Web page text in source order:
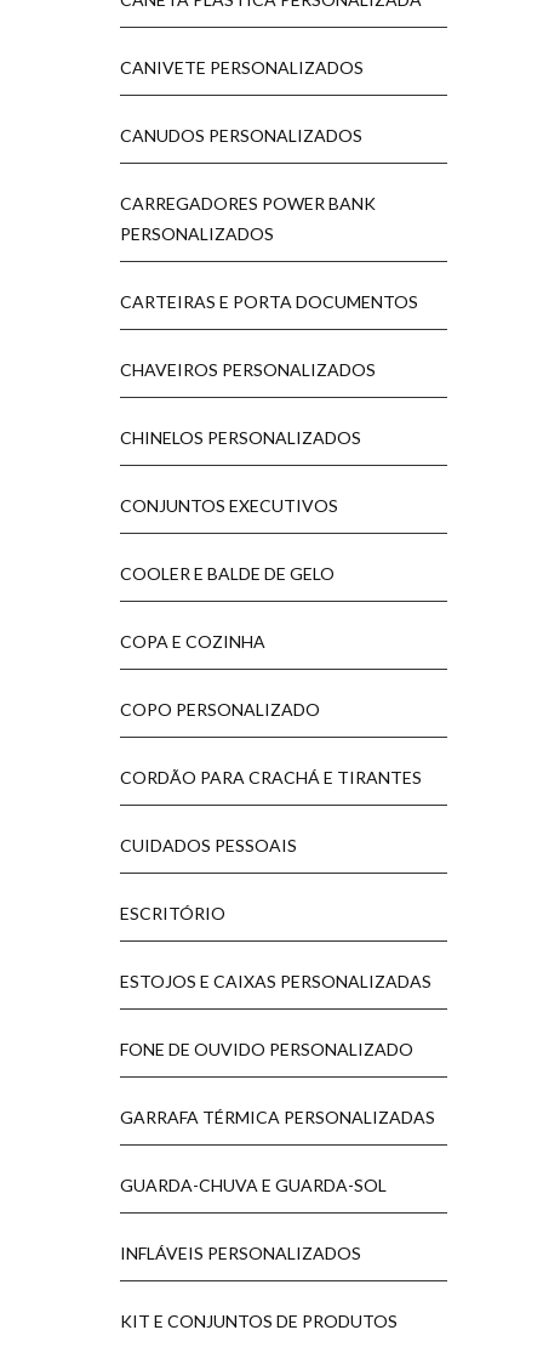
CANIVETE PERSONALIZADOS
CANUDOS PERSONALIZADOS
CARREGADORES POWER BANK
PERSONALIZADOS
CARTEIRAS E PORTA DOCUMENTOS
CHAVEIROS PERSONALIZADOS
CHINELOS PERSONALIZADOS
CONJUNTOS EXECUTIVOS
COOLER E BALDE DE GELO
COPA E COZINHA
COPO PERSONALIZADO
CORDÃO PARA CRACHÁ E TIRANTES
CUIDADOS PESSOAIS
ESCRITÓRIO
ESTOJOS E CAIXAS PERSONALIZADAS
FONE DE OUVIDO PERSONALIZADO
GARRAFA TÉRMICA PERSONALIZADAS
GUARDA-CHUVA E GUARDA-SOL
INFLÁVEIS PERSONALIZADOS
KIT E CONJUNTOS DE PRODUTOS